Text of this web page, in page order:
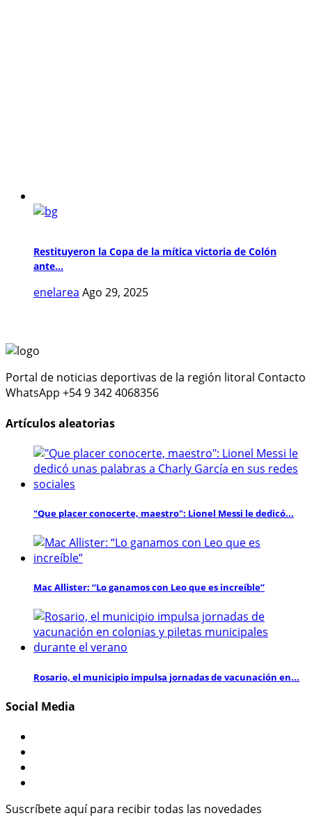
Restituyeron la Copa de la mítica victoria de Colón
ante...
enelarea Ago 29, 2025
Portal de noticias deportivas de la región litoral Contacto
WhatsApp +54 9 342 4068356
Artículos aleatorias
"Que placer conocerte, maestro": Lionel Messi le dedicó...
Mac Allister: “Lo ganamos con Leo que es increíble”
Rosario, el municipio impulsa jornadas de vacunación en...
Social Media
Suscríbete aquí para recibir todas las novedades